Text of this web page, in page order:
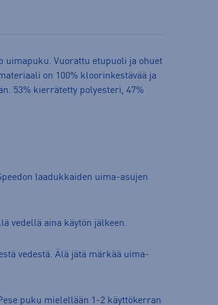
uimapuku. Vuorattu etupuoli ja ohuet
on 100% kloorinkestävää ja
53% kierrätetty polyesteri, 47%
laadukkaiden uima-asujen
vedellä aina käytön jälkeen.
vedestä. Älä jätä märkää uima-
puku mielellään 1-2 käyttökerran